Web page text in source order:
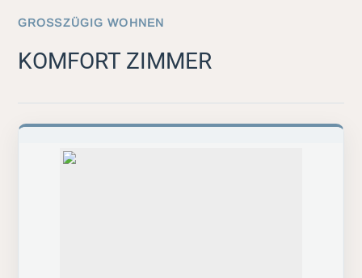
GROSSZÜGIG WOHNEN
KOMFORT ZIMMER